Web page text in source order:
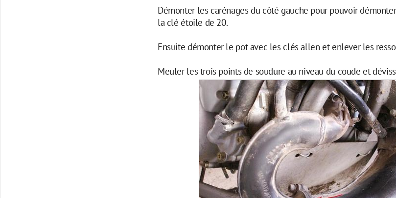
Démonter les carénages du côté gauche pour pouvoir
la clé étoile de 20.
Ensuite démonter le pot avec les clés allen et enlever les
Meuler les trois points de soudure au niveau du coude et